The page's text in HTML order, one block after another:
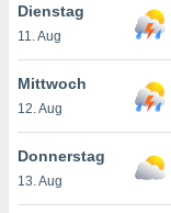
finden
. Sie
jederzeit
Rand
Dienstag
11. Aug
Mittwoch
12. Aug
Donnerstag
13. Aug